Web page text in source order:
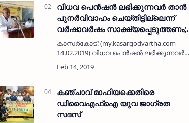
വിധവ പെന്‍ഷന്‍ ലഭിക്കുന്നവര്‍ താന്‍
പുനര്‍വിവാഹം ചെയ്തിട്ടില്ലെന്ന്
വര്‍ഷാവര്‍ഷം സാക്ഷ്യപ്പെടുത്തണം;
സര്‍ക്കാര്‍ തീരുമാനം
പിന്‍വലിക്കണമെന്നാവശ്യപ്പെട്ട്
മുസ്ലിം ലീഗ്
കാസര്‍കോട്: (my.kasargodvartha.com
14.02.2019) വിധവ പെന്‍ഷന്‍ ലഭിക്കുന്നവര്‍
താന്‍ പുനര്‍വിവാഹം ചെയ്തിട്ടില്ലെന്ന്
വര്‍ഷാവര്‍ഷം സാക്ഷ്യപ്പെടുത്തണമെന്ന
കഞ്ചാവ് മാഫിയക്കെതിരെ
ഡിവൈഎഫ്‌ഐ യുവ ജാഗ്രത
സദസ്